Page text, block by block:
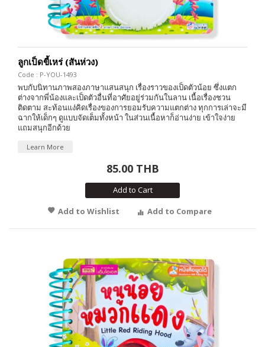
ลูกเป็ดขี้เหร่ (สันห่วง)
Code : P-YOU-1493
พบกับนิทานภาพสองภาษาแสนสนุก เรื่องราวของเป็ดตัวน้อย ซึ่งแตก
ต่างจากพี่น้องและเป็ดตัวอื่นที่อาศัยอยู่ร่วมกันในลาน เนื้อเรื่องชวน
ติดตาม สะท้อนแง่คิดเรื่องของการยอมรับความแตกต่าง ทุกการเล่าจะมี
ฉากให้เด็กๆ ดูแบบจัดเต็มทั้งหน้า ในส่วนเนื้อหาก็อ่านง่าย เข้าใจง่าย
แถมสนุกอีกด้วย
Learn More
85.00 THB
Add to Cart
Add to Wishlist
Add to Compare